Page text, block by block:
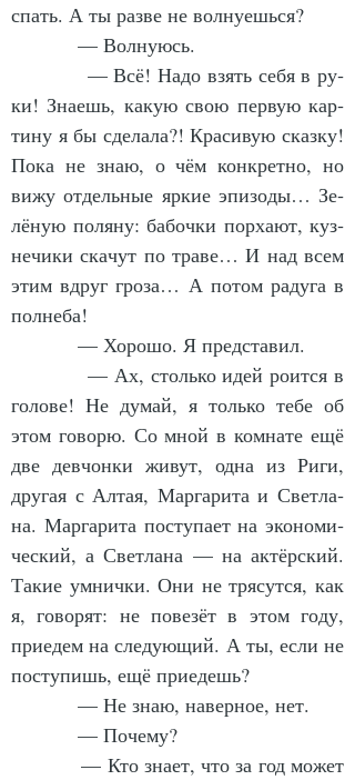
спать. А ты раз­ве не вол­ну­ешь­ся?
            — Вол­ну­юсь.
ки! Зна­ешь, ка­кую свою пер­вую кар­
ти­ну я бы сде­ла­ла?! Кра­си­вую сказ­ку!
По­ка не знаю, о чём кон­крет­но, но
ви­жу от­дель­ные яр­кие эпи­зо­ды… Зе­
лё­ную по­ля­ну: ба­боч­ки пор­ха­ют, куз­
не­чи­ки ска­чут по тра­ве… И над всем
этим вдруг гро­за… А по­том ра­ду­га в
пол­не­ба!
            — Хо­ро­шо. Я пред­ста­вил.
            — Ах, столь­ко идей ро­ит­ся в
го­ло­ве! Не ду­май, я толь­ко те­бе об
этом го­во­рю. Со мной в ком­на­те ещё
две дев­чон­ки жи­вут, од­на из Ри­ги,
дру­гая с Ал­тая, Мар­га­ри­та и Свет­ла­
на. Мар­га­ри­та по­сту­па­ет на эко­но­ми­
чес­кий, а Свет­ла­на — на ак­тёр­ский.
Та­кие ум­нич­ки. Они не тря­сут­ся, как
я, го­во­рят: не по­ве­зёт в этом го­ду,
при­едем на сле­ду­ю­щий. А ты, если не
по­сту­пишь, ещё при­едешь?
            — Не знаю, на­вер­ное, нет.
            — По­че­му?
            — Кто зна­ет, что за год мо­жет